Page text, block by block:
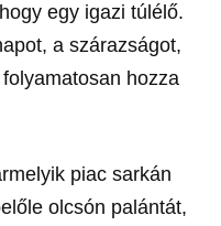
egy igazi túlélő.
a szárazságot,
hozza
piac sarkán
olcsón palántát,